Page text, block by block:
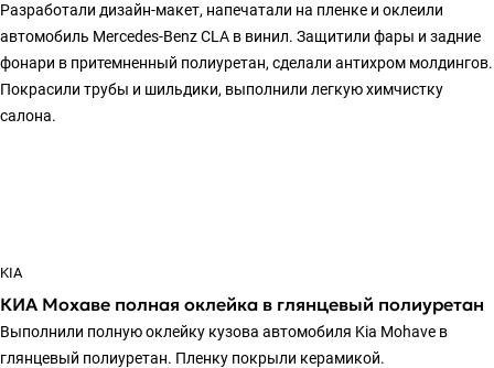
Разработали дизайн-макет, напечатали на пленке и оклеили
автомобиль Mercedes-Benz CLA в винил. Защитили фары и задние
фонари в притемненный полиуретан, сделали антихром молдингов.
Покрасили трубы и шильдики, выполнили легкую химчистку
салона.
KIA
КИА Мохаве полная оклейка в глянцевый полиуретан
Выполнили полную оклейку кузова автомобиля Kia Mohave в
глянцевый полиуретан. Пленку покрыли керамикой.